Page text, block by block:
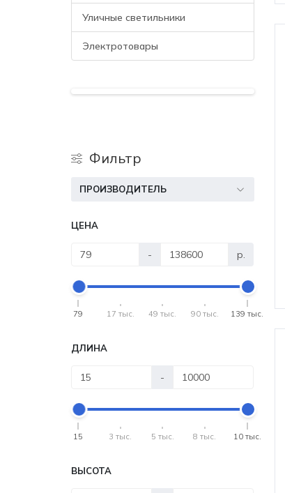
Уличные светильники
Электротовары
Фильтр
ПРОИЗВОДИТЕЛЬ
ЦЕНА
- р.
79 17 тыс. 49 тыс. 90 тыс. 139 тыс.
ДЛИНА
-
15 3 тыс. 5 тыс. 8 тыс. 10 тыс.
ВЫСОТА